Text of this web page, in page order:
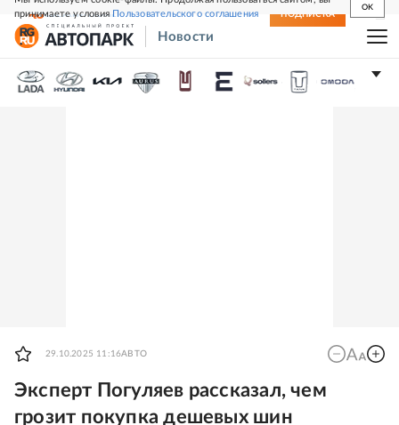
принимаете условияПользовательского соглашения
OK
СВЕЖИЙ НОМЕР ПОДПИСКА
Новости
29.10.2025 11:16АВТО
Эксперт Погуляев рассказал, чем
грозит покупка дешевых шин